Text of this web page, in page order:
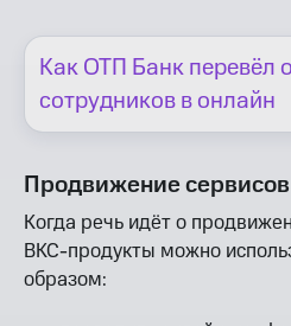
Как ОТП Банк перевёл
сотрудников в онлайн
Продвижение сервисов
Когда речь идёт о
ВКС-продукты можно
образом: